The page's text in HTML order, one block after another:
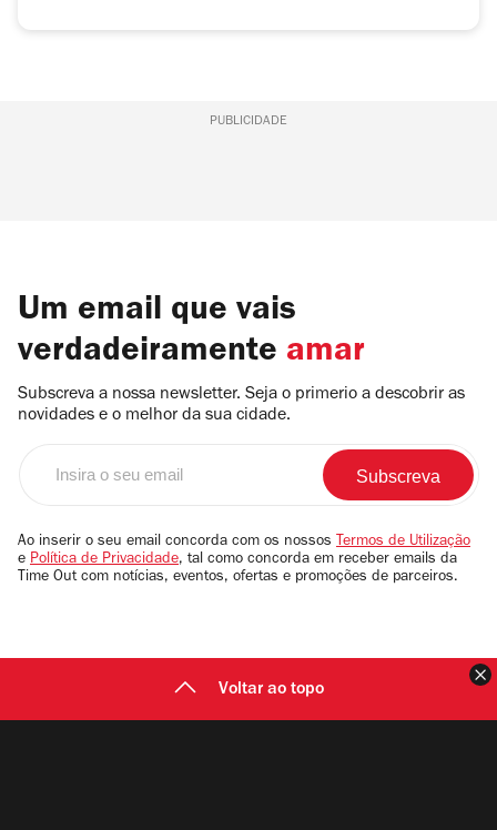
PUBLICIDADE
Um email que vais
verdadeiramente amar
Subscreva a nossa newsletter. Seja o primerio a descobrir as
novidades e o melhor da sua cidade.
email
Ao inserir o seu email concorda com os nossos Termos de Utilização
e Política de Privacidade, tal como concorda em receber emails da
Time Out com notícias, eventos, ofertas e promoções de parceiros.
Voltar ao topo